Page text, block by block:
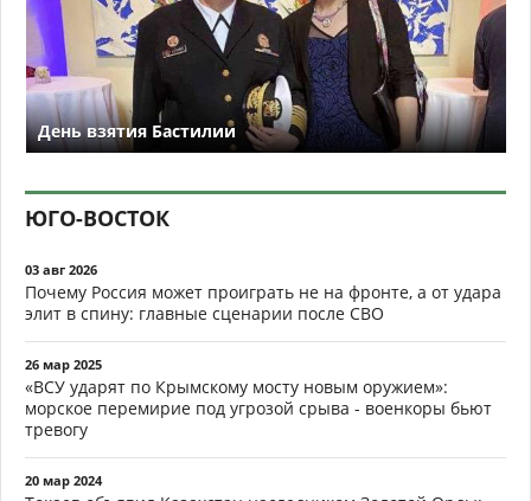
День взятия Бастилии
ЮГО-ВОСТОК
03 авг 2026
Почему Россия может проиграть не на фронте, а от удара
элит в спину: главные сценарии после СВО
26 мар 2025
«ВСУ ударят по Крымскому мосту новым оружием»:
морское перемирие под угрозой срыва - военкоры бьют
тревогу
20 мар 2024